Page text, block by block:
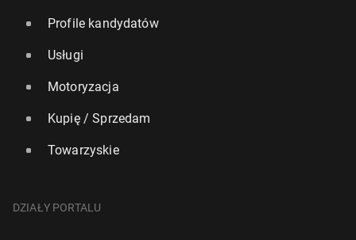
Profile kandydatów
Usługi
Motoryzacja
Kupię / Sprzedam
Towarzyskie
DZIAŁY PORTALU